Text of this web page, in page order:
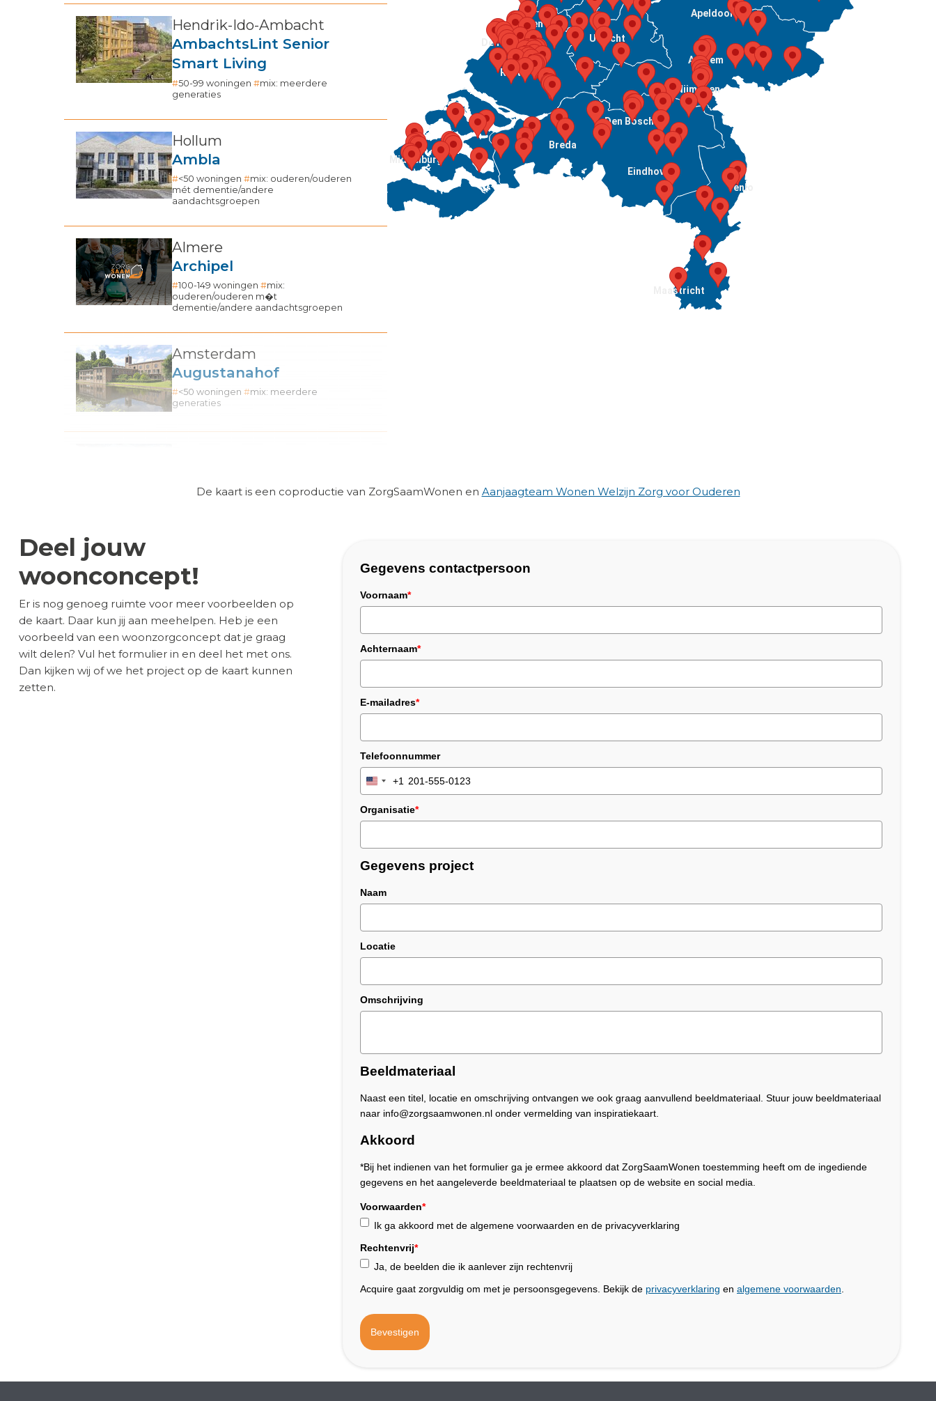
De kaart is een coproductie van ZorgSaamWonen en Aanjaagteam Wonen Welzijn Zorg voor Ouderen
Deel jouw
woonconcept!
Er is nog genoeg ruimte voor meer voorbeelden op
de kaart. Daar kun jij aan meehelpen. Heb je een
voorbeeld van een woonzorgconcept dat je graag
wilt delen? Vul het formulier in en deel het met ons.
Dan kijken wij of we het project op de kaart kunnen
zetten.
Gegevens contactpersoon
Voornaam*
Achternaam*
E-mailadres*
Telefoonnummer
United
+1
+1
Organisatie*
Gegevens project
Naam
Locatie
Omschrijving
Beeldmateriaal
Naast een titel, locatie en omschrijving ontvangen we ook graag aanvullend beeldmateriaal. Stuur jouw beeldmateriaal
naar info@zorgsaamwonen.nl onder vermelding van inspiratiekaart.
Akkoord
*Bij het indienen van het formulier ga je ermee akkoord dat ZorgSaamWonen toestemming heeft om de ingediende
gegevens en het aangeleverde beeldmateriaal te plaatsen op de website en social media.
Voorwaarden*
Ik ga akkoord met de algemene voorwaarden en de privacyverklaring
Rechtenvrij*
Ja, de beelden die ik aanlever zijn rechtenvrij
Acquire gaat zorgvuldig om met je persoonsgegevens. Bekijk de privacyverklaring en algemene voorwaarden.
Bevestigen